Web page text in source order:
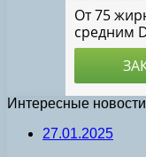
Интересные новости
27.01.2025